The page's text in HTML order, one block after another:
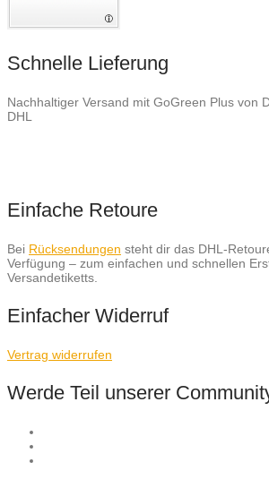
Schnelle Lieferung
Nachhaltiger Versand mit GoGreen Plus von
DHL
Einfache Retoure
Bei Rücksendungen steht dir das DHL-
Verfügung – zum einfachen und schnellen
Versandetiketts.
Einfacher Widerruf
Vertrag widerrufen
Werde Teil unserer